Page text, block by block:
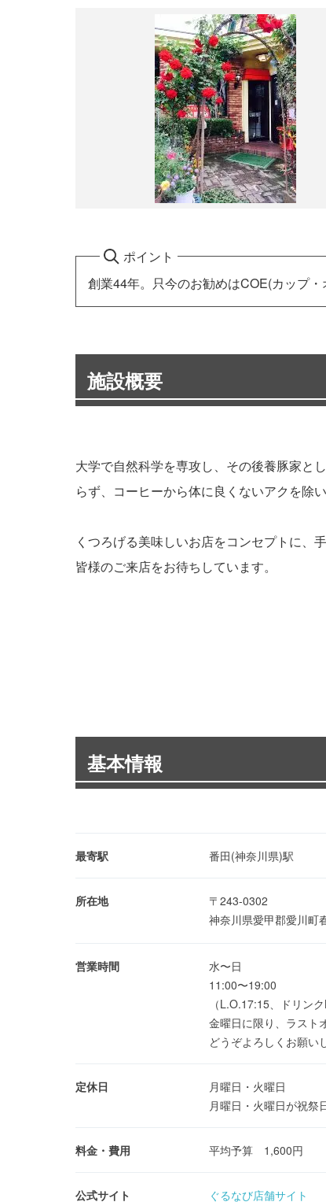
ポイント
創業44年。只今のお勧めはCOE(カップ
施設概要
大学で自然科学を専攻し、その後養豚家と
らず、コーヒーから体に良くないアクを除
くつろげる美味しいお店をコンセプトに、
皆様のご来店をお待ちしています。
基本情報
最寄駅 番田(神奈川県)駅
所在地
〒243-0302
神奈川県愛甲郡愛川町
営業時間
水〜日
11:00〜19:00
（L.O.17:15、ドリン
金曜日に限り、ラスト
どうぞよろしくお願い
定休日
月曜日・火曜日
月曜日・火曜日が祝祭
料金・費用 平均予算 1,600円
公式サイト ぐるなび店舗サイト